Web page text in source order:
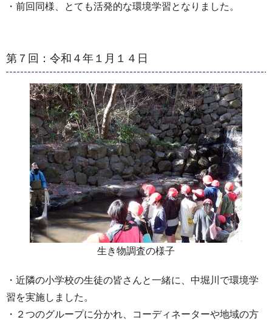
・前回同様、とても活発的な環境学習となりました。
第７回：令和４年１月１４日
生き物調査の様子
・近隣の小学校の生徒の皆さんと一緒に、中堀川で環境学
習を実施しました。
・２つのグループに分かれ、コーディネーターや地域の方